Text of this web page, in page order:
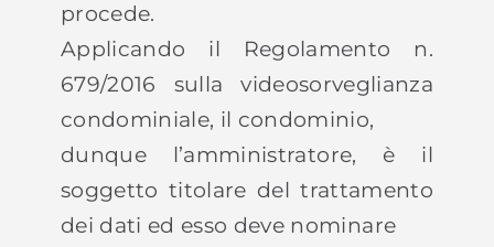
procede.
Applicando il Regolamento n.
679/2016 sulla videosorveglianza
condominiale, il condominio,
dunque l’amministratore, è il
soggetto titolare del trattamento
dei dati ed esso deve nominare